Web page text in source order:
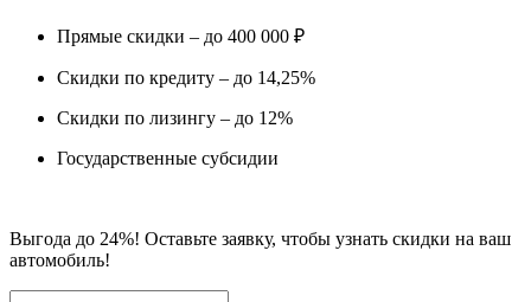
Прямые скидки – до 400 000 ₽
Скидки по кредиту – до 14,25%
Скидки по лизингу – до 12%
Государственные субсидии
Выгода до 24%! Оставьте заявку, чтобы узнать скидки на ваш
автомобиль!